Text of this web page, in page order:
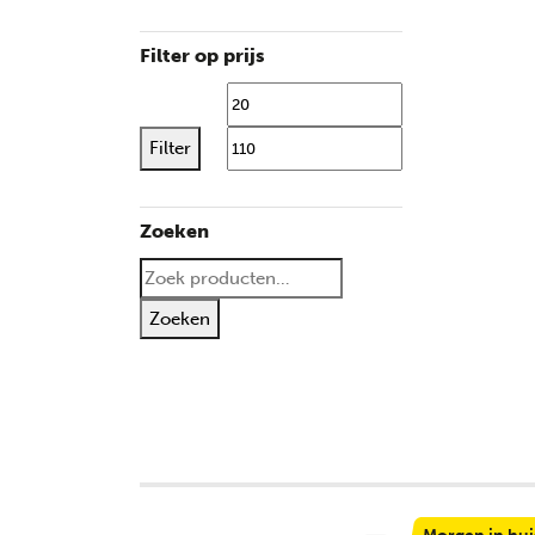
Filter op prijs
Filter
Zoeken
Zoeken naar:
Zoeken